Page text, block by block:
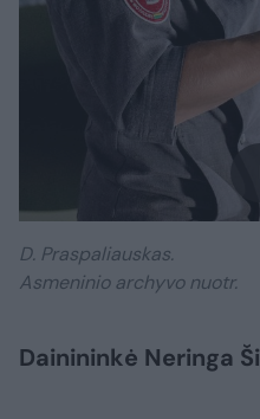
D. Praspaliauskas.
Asmeninio archyvo nuotr.
Dainininkė Neringa